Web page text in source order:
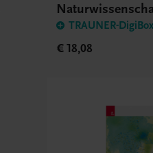
TRAUNER-DigiBox
€ 18,08